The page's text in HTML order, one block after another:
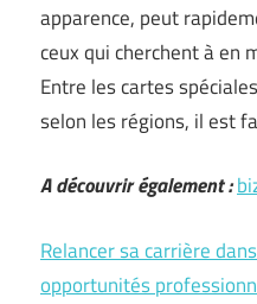
apparence, peut
ceux qui cherchent à en
Entre les cartes
selon les régions, il est
A découvrir également :
Relancer sa carrière
opportunités